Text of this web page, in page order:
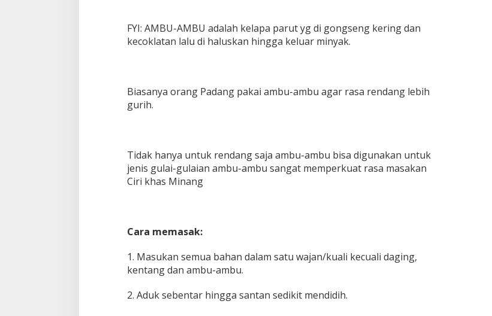
FYI: AMBU-AMBU adalah kelapa parut yg di gongseng kering dan
kecoklatan lalu di haluskan hingga keluar minyak.
Biasanya orang Padang pakai ambu-ambu agar rasa rendang lebih
gurih.
Tidak hanya untuk rendang saja ambu-ambu bisa digunakan untuk
jenis gulai-gulaian ambu-ambu sangat memperkuat rasa masakan
Ciri khas Minang
Cara memasak:
1. Masukan semua bahan dalam satu wajan/kuali kecuali daging,
kentang dan ambu-ambu.
2. Aduk sebentar hingga santan sedikit mendidih.